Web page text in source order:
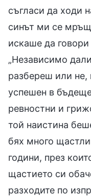
съгласи да ходи
синът ми се
искаше да
„Независимо
разбереш или не,
успешен в
ревностни и
той наистина
бях много
години, през
щастието си
разходите по